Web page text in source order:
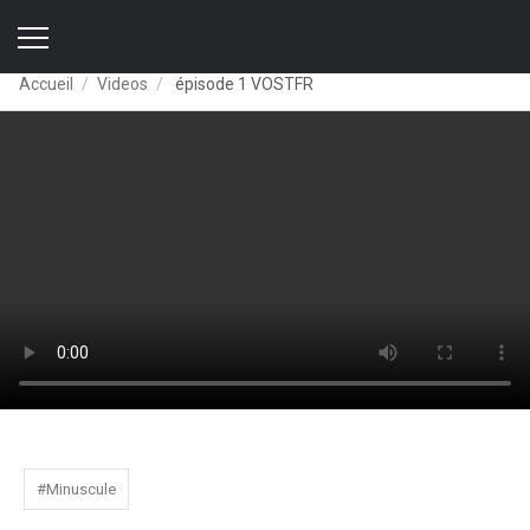
Accueil Videos épisode 1 VOSTFR
#Minuscule